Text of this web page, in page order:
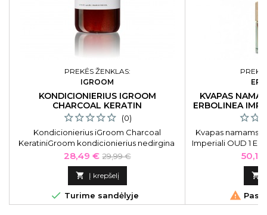
PREKĖS ŽENKLAS:
IGROOM
KONDICIONIERIUS IGROOM
CHARCOAL KERATIN
(0)
Kondicionierius iGroom Charcoal
KeratiniGroom kondicionierius nedirgina
augintinio odos ir kailio.
Kaina
28,49 € Bazinė
kaina
29,99 €
 Į krepšelį
 Turime sandėlyje
KVAPAS
ERBOLINEA
Kvapas namams
Imperiali OUD 1
Kaina
50,15

